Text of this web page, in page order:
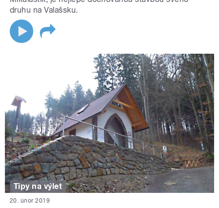
druhu na Valašsku.
Tipy na výlet
20. únor 2019